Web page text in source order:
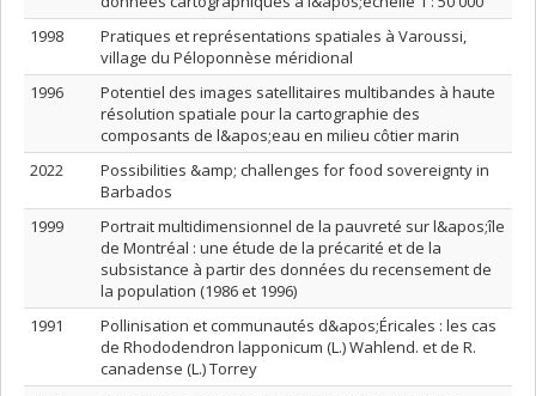
1998
Pratiques et représentations spatiales à Varoussi,
village du Péloponnèse méridional
1996
Potentiel des images satellitaires multibandes à haute
résolution spatiale pour la cartographie des
composants de l&apos;eau en milieu côtier marin
2022
Possibilities &amp; challenges for food sovereignty in
Barbados
1999
Portrait multidimensionnel de la pauvreté sur l&apos;île
de Montréal : une étude de la précarité et de la
subsistance à partir des données du recensement de
la population (1986 et 1996)
1991
Pollinisation et communautés d&apos;Éricales : les cas
de Rhododendron lapponicum (L.) Wahlend. et de R.
canadense (L.) Torrey